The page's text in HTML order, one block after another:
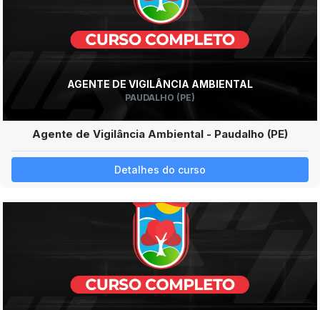
AGENTE DE VIGILÂNCIA AMBIENTAL
PAUDALHO (PE)
Agente de Vigilância Ambiental - Paudalho (PE)
Detalhes do curso